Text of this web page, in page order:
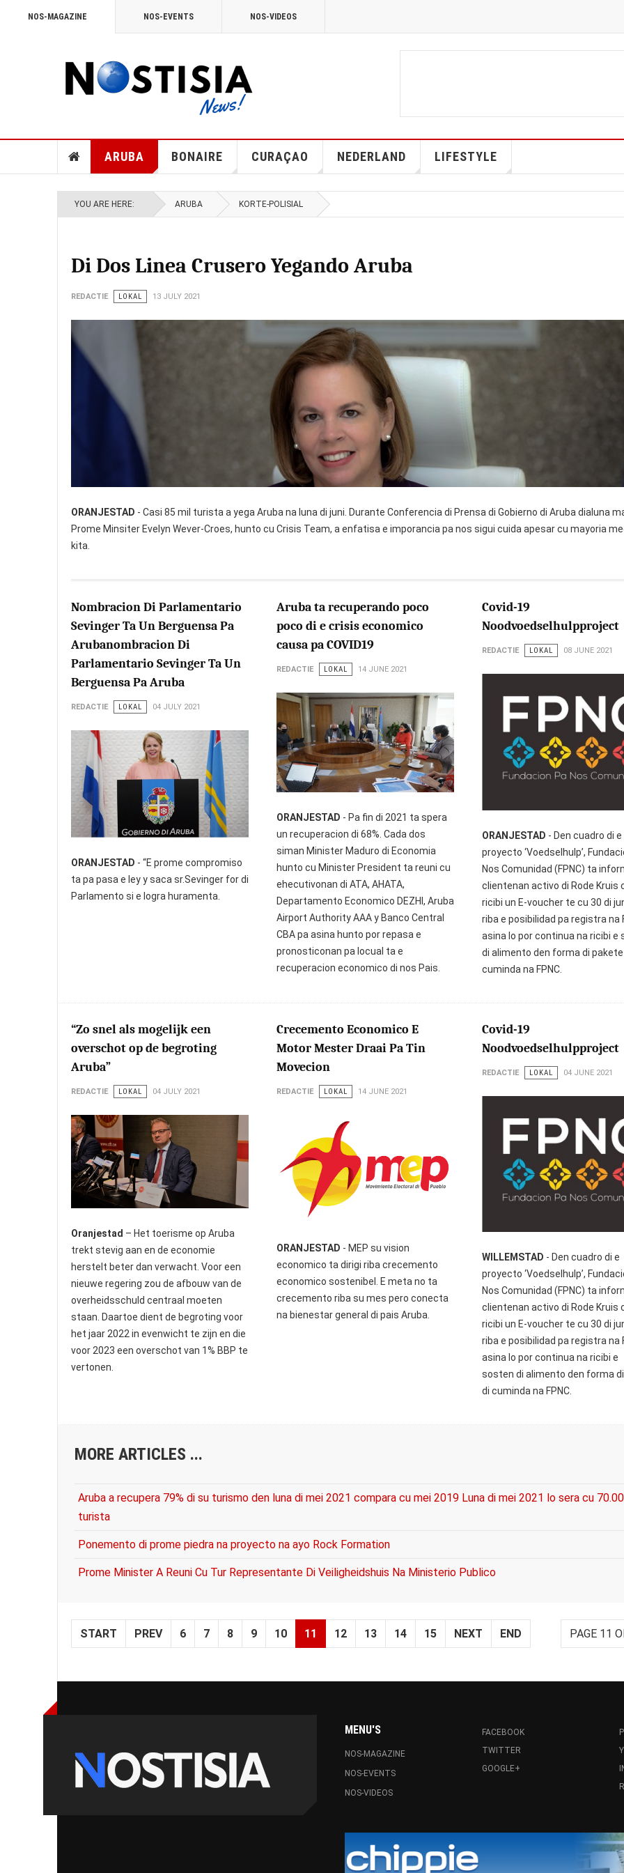
NOS-MAGAZINE NOS-EVENTS NOS-VIDEOS
ARUBA BONAIRE CURAÇAO NEDERLAND LIFESTYLE
YOU ARE HERE: ARUBA KORTE-POLISIAL
Di Dos Linea Crusero Yegando Aruba
REDACTIE LOKAL 13 JULY 2021
ORANJESTAD - Casi 85 mil turista a yega Aruba na luna di juni. Durante Conferencia di Prensa di Gobierno di Aruba dialuna
Prome Minsiter Evelyn Wever-Croes, hunto cu Crisis Team, a enfatisa e imporancia pa nos sigui cuida apesar cu mayoria
kita.
Nombracion Di Parlamentario
Sevinger Ta Un Berguensa Pa
Arubanombracion Di
Parlamentario Sevinger Ta Un
Berguensa Pa Aruba
REDACTIE LOKAL 04 JULY 2021
ORANJESTAD - “E prome compromiso
ta pa pasa e ley y saca sr.Sevinger for di
Parlamento si e logra huramenta.
Aruba ta recuperando poco
poco di e crisis economico
causa pa COVID19
REDACTIE LOKAL 14 JUNE 2021
ORANJESTAD - Pa fin di 2021 ta spera
un recuperacion di 68%. Cada dos
siman Minister Maduro di Economia
hunto cu Minister President ta reuni cu
ehecutivonan di ATA, AHATA,
Departamento Economico DEZHI, Aruba
Airport Authority AAA y Banco Central
CBA pa asina hunto por repasa e
pronosticonan pa locual ta e
recuperacion economico di nos Pais.
Covid-19
Noodvoedselhulpproject
REDACTIE LOKAL 08 JUNE 2021
ORANJESTAD - Den cuadro di e
proyecto ‘Voedselhulp’,
Nos Comunidad (FPNC) ta
clientenan activo di Rode Kruis
ricibi un E-voucher te cu 30 di
riba e posibilidad pa registra na
asina lo por continua na ricibi e
di alimento den forma di
cuminda na FPNC.
“Zo snel als mogelijk een
overschot op de begroting
Aruba”
REDACTIE LOKAL 04 JULY 2021
Oranjestad – Het toerisme op Aruba
trekt stevig aan en de economie
herstelt beter dan verwacht. Voor een
nieuwe regering zou de afbouw van de
overheidsschuld centraal moeten
staan. Daartoe dient de begroting voor
het jaar 2022 in evenwicht te zijn en die
voor 2023 een overschot van 1% BBP te
vertonen.
Crecemento Economico E
Motor Mester Draai Pa Tin
Movecion
REDACTIE LOKAL 14 JUNE 2021
ORANJESTAD - MEP su vision
economico ta dirigi riba crecemento
economico sostenibel. E meta no ta
crecemento riba su mes pero conecta
na bienestar general di pais Aruba.
Covid-19
Noodvoedselhulpproject
REDACTIE LOKAL 04 JUNE 2021
WILLEMSTAD - Den cuadro di e
proyecto ‘Voedselhulp’,
Nos Comunidad (FPNC) ta
clientenan activo di Rode Kruis
ricibi un E-voucher te cu 30 di
riba e posibilidad pa registra na
asina lo por continua na ricibi e
sosten di alimento den forma
di cuminda na FPNC.
MORE ARTICLES ...
Aruba a recupera 79% di su turismo den luna di mei 2021 compara cu mei 2019 Luna di mei 2021 lo sera cu
turista
Ponemento di prome piedra na proyecto na ayo Rock Formation
Prome Minister A Reuni Cu Tur Representante Di Veiligheidshuis Na Ministerio Publico
PAGE 11
START PREV 6 7 8 9 10 11 12 13 14 15 NEXT END
MENU'S
NOS-MAGAZINE
NOS-EVENTS
NOS-VIDEOS
FACEBOOK
TWITTER
GOOGLE+